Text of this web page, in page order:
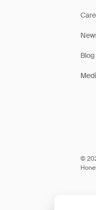
Blog
©